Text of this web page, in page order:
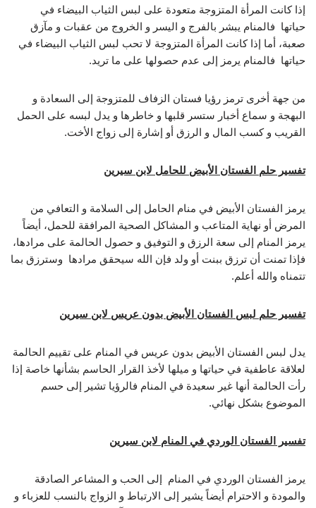
إذا كانت المرأة المتزوجة متعودة على لبس الثياب البيضاء في
حياتها فالمنام يبشر بالفرج و اليسر و الخروج من عقبات و مآزق
صعبة، أما إذا كانت المرأة المتزوجة لا تحب لبس الثياب البيضاء في
حياتها فالمنام يرمز إلى عدم حصولها على ما تريد.
من جهة أخرى ترمز رؤيا فستان الزفاف للمتزوجة إلى السعادة و
البهجة و سماع أخبار ستسر قلبها و خاطرها و يدل لبسه على الحمل
القريب و كسب المال و الرزق أو إشارة إلى زواج الأخت.
تفسير حلم الفستان الأبيض للحامل لابن سيرين
يرمز الفستان الأبيض في منام الحامل إلى السلامة و التعافي من
المرض أو نهاية المتاعب و المشاكل الصحية المرافقة للحمل، أيضاً
يرمز المنام إلى سعة الرزق و التوفيق و حصول الحالمة على مرادها،
فإذا تمنت أن ترزق ببنت أو ولد فإن الله سيحقق مرادها وسترزق بما
تتمناه والله أعلم.
تفسير حلم لبس الفستان الأبيض بدون عريس لابن سيرين
يدل لبس الفستان الأبيض بدون عريس في المنام على تقييم الحالمة
لعلاقة عاطفية في حياتها و ميلها لأخذ القرار الحاسم بشأنها خاصة إذا
رأت الحالمة أنها غير سعيدة في المنام فالرؤيا تشير إلى حسم
الموضوع بشكل نهائي.
تفسير الفستان الوردي في المنام لابن سيرين
يرمز الفستان الوردي في المنام إلى الحب و المشاعر الصادقة
والمودة و الاحترام أيضاً يشير إلى الارتباط و الزواج بالنسب للعزباء و